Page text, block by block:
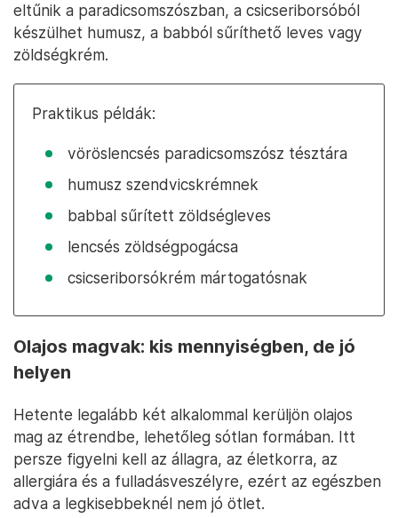
eltűnik a paradicsomszószban, a csicseriborsóból
készülhet humusz, a babból sűríthető leves vagy
zöldségkrém.
Praktikus példák:
vöröslencsés paradicsomszósz tésztára
humusz szendvicskrémnek
babbal sűrített zöldségleves
lencsés zöldségpogácsa
csicseriborsókrém mártogatósnak
Olajos magvak: kis mennyiségben, de jó
helyen
Hetente legalább két alkalommal kerüljön olajos
mag az étrendbe, lehetőleg sótlan formában. Itt
persze figyelni kell az állagra, az életkorra, az
allergiára és a fulladásveszélyre, ezért az egészben
adva a legkisebbeknél nem jó ötlet.